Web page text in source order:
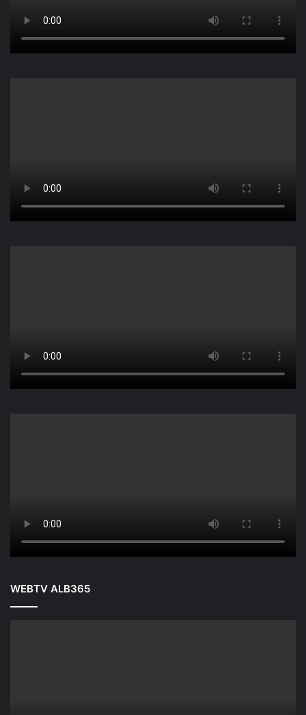
WEBTV ALB365